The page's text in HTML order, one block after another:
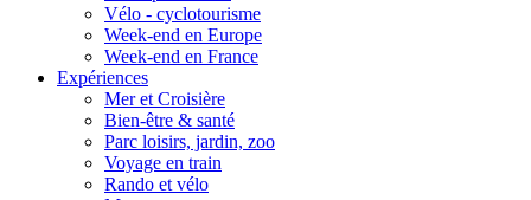
Vélo - cyclotourisme
Week-end en Europe
Week-end en France
Expériences
Mer et Croisière
Bien-être & santé
Parc loisirs, jardin, zoo
Voyage en train
Rando et vélo